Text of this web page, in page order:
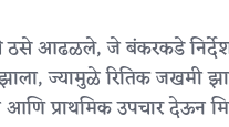
ठसे आढळले, जे बंकरकडे
ज्यामुळे रितिक जखमी
आणि प्राथमिक उपचार देऊन